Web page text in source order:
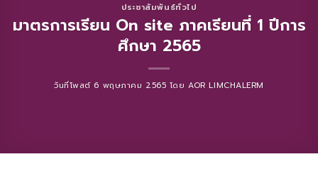
ประชาสัมพันธ์ทั่วไป
มาตรการเรียน On site ภาคเรียนที่ 1 ปีการ
ศึกษา 2565
วันที่โพสต์6 พฤษภาคม 2565 โดยAOR LIMCHALERM